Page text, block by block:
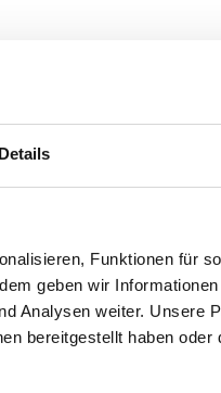
Details
Funktionen für
geben wir
Analysen weiter. Unsere
bereitgestellt haben